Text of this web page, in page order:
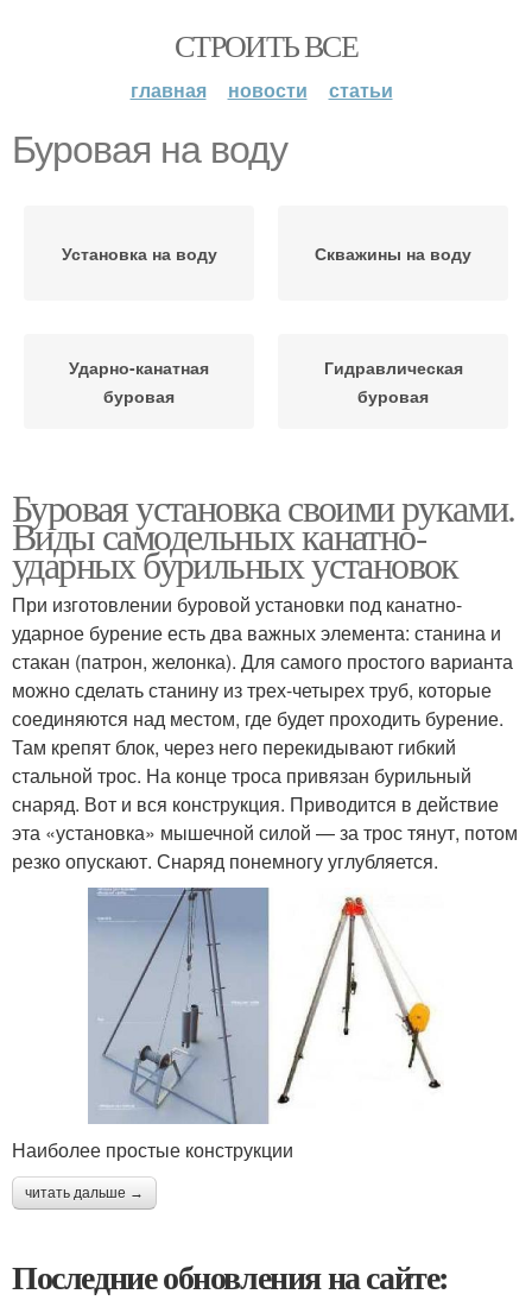
СТРОИТЬ ВСЕ
главная новости статьи
Буровая на воду
Установка на воду Скважины на воду
Ударно-канатная
буровая
Гидравлическая
буровая
Буровая установка своими руками.
Виды самодельных канатно-
ударных бурильных установок
При изготовлении буровой установки под канатно-
ударное бурение есть два важных элемента: станина и
стакан (патрон, желонка). Для самого простого варианта
можно сделать станину из трех-четырех труб, которые
соединяются над местом, где будет проходить бурение.
Там крепят блок, через него перекидывают гибкий
стальной трос. На конце троса привязан бурильный
снаряд. Вот и вся конструкция. Приводится в действие
эта «установка» мышечной силой — за трос тянут, потом
резко опускают. Снаряд понемногу углубляется.
Наиболее простые конструкции
читать дальше →
Последние обновления на сайте: